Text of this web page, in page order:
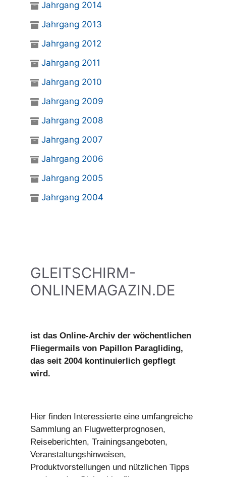
Jahrgang 2014
Jahrgang 2013
Jahrgang 2012
Jahrgang 2011
Jahrgang 2010
Jahrgang 2009
Jahrgang 2008
Jahrgang 2007
Jahrgang 2006
Jahrgang 2005
Jahrgang 2004
GLEITSCHIRM-
ONLINEMAGAZIN.DE
ist das Online-Archiv der wöchentlichen
Fliegermails von Papillon Paragliding,
das seit 2004 kontinuierlich gepflegt
wird.
Hier finden Interessierte eine umfangreiche
Sammlung an Flugwetterprognosen,
Reiseberichten, Trainingsangeboten,
Veranstaltungshinweisen,
Produktvorstellungen und nützlichen Tipps